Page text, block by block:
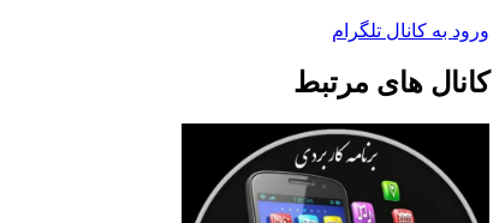
ورود به کانال تلگرام
کانال های مرتبط